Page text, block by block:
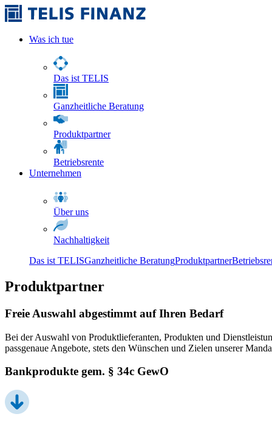
Was ich tue
Das ist TELIS
Ganzheitliche Beratung
Produktpartner
Betriebsrente
Unternehmen
Über uns
Nachhaltigkeit
Das ist TELISGanzheitliche BeratungProduktpartner
Produktpartner
Freie Auswahl abgestimmt auf Ihren Bedarf
Bei der Auswahl von Produktlieferanten, Produkten und
passgenaue Angebote, stets den Wünschen und Zielen unserer
Bankprodukte gem. § 34c GewO